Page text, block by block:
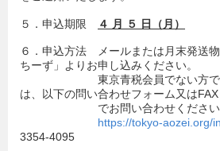
５．申込期限 ４ 月 ５ 日（月）
６．申込方法 メールまたは月末発送物
ちーず」よりお申し込みください。
東京青税会員でない方
は、以下の問い合わせフォーム又はFAX
でお問い合わせください
https://tokyo-aozei.org/
3354-4095